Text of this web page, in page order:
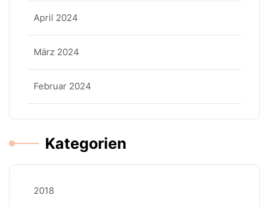
April 2024
März 2024
Februar 2024
Kategorien
2018